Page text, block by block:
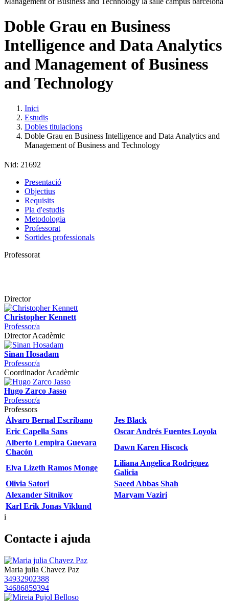
Doble Grau en Business
Intelligence and Data Analytics
and Management of Business
and Technology
Inici
Estudis
Dobles titulacions
Doble Grau en Business Intelligence and Data Analytics and
Management of Business and Technology
Nid: 21692
Presentació
Objectius
Requisits
Pla d'estudis
Metodologia
Professorat
Sortides professionals
Professorat
Director
Christopher Kennett
Professor/a
Director Acadèmic
Sinan Hosadam
Professor/a
Coordinador Acadèmic
Hugo Zarco Jasso
Professor/a
Professors
Álvaro Bernal Escribano
Jes Black
Eric Capella Sans
Oscar Andrés Fuentes Loyola
Alberto Lempira Guevara
Chacón
Dawn Karen Hiscock
Elva Lizeth Ramos Monge
Liliana Angelica Rodriguez
Galicia
Olivia Satori
Saeed Abbas Shah
Alexander Sitnikov
Maryam Vaziri
Karl Erik Jonas Viklund
i
Contacte i ajuda
Maria julia Chavez Paz
34932902388
34686859394